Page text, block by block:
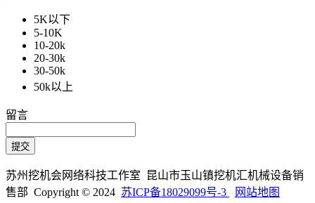
5K以下
5-10K
10-20k
20-30k
30-50k
50k以上
留言
苏州挖机会网络科技工作室 昆山市玉山镇挖机汇机械设备销
售部 Copyright © 2024 苏ICP备18029099号-3 网站地图